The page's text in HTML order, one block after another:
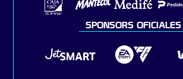
SPONSORS OFICIALES